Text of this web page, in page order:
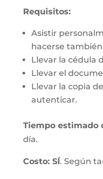
Requisitos:
Asistir
hacerse
Llevar la cédula
Llevar el
Llevar la copia
autenticar.
Tiempo estimado
día.
Costo: SÍ. Según